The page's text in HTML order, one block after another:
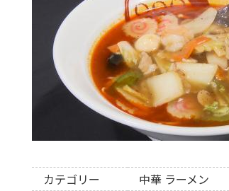
カテゴリー 中華 ラーメン